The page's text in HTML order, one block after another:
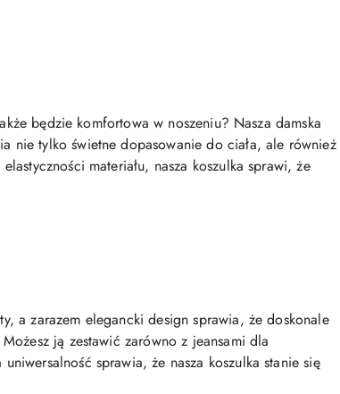
będzie komfortowa w noszeniu? Nasza damska
nie tylko świetne dopasowanie do ciała, ale również
materiału, nasza koszulka sprawi, że
a zarazem elegancki design sprawia, że doskonale
ją zestawić zarówno z jeansami dla
sprawia, że nasza koszulka stanie się